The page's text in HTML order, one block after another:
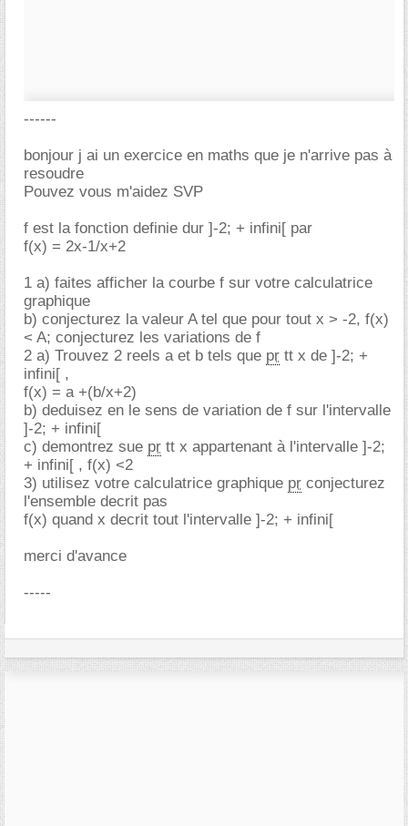
------
bonjour j ai un exercice en maths que je n'arrive pas à
resoudre
Pouvez vous m'aidez SVP
f est la fonction definie dur ]-2; + infini[ par
f(x) = 2x-1/x+2
1 a) faites afficher la courbe f sur votre calculatrice
graphique
b) conjecturez la valeur A tel que pour tout x > -2, f(x)
< A; conjecturez les variations de f
2 a) Trouvez 2 reels a et b tels que pr tt x de ]-2; +
infini[ ,
f(x) = a +(b/x+2)
b) deduisez en le sens de variation de f sur l'intervalle
]-2; + infini[
c) demontrez sue pr tt x appartenant à l'intervalle ]-2;
+ infini[ , f(x) <2
3) utilisez votre calculatrice graphique pr conjecturez
l'ensemble decrit pas
f(x) quand x decrit tout l'intervalle ]-2; + infini[
merci d'avance
-----